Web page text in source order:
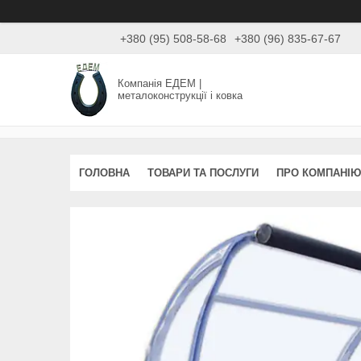
+380 (95) 508-58-68 +380 (96) 835-67-67
Компанія ЕДЕМ |
металоконструкції і ковка
ГОЛОВНА ТОВАРИ ТА ПОСЛУГИ ПРО КОМПАНІЮ